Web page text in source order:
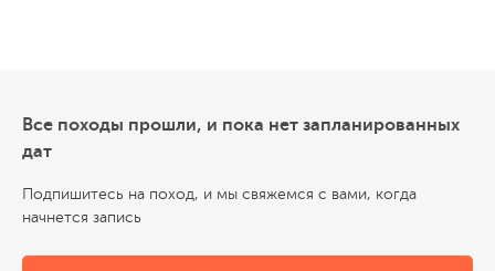
Все походы прошли, и пока нет запланированных
дат
Подпишитесь на поход, и мы свяжемся с вами, когда
начнется запись